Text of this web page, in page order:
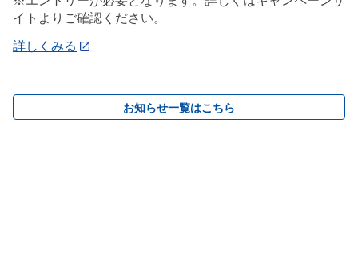
イトよりご確認ください。
詳しくみる
お知らせ一覧はこちら